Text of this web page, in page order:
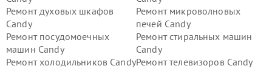
Ремонт духовых шкафов
Candy
Ремонт микроволновых
печей Candy
Ремонт посудомоечных
машин Candy
Ремонт стиральных машин
Candy
Ремонт холодильников CandyРемонт телевизоров Candy